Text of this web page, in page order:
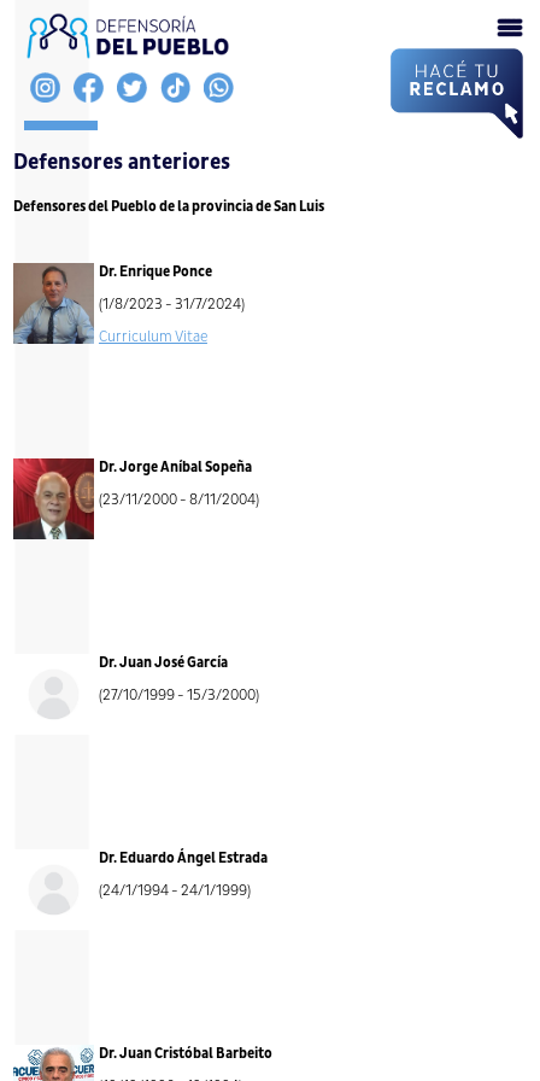
Defensores anteriores
Defensores del Pueblo de la provincia de San Luis
Dr. Enrique Ponce
(1/8/2023 - 31/7/2024)
Curriculum Vitae
Dr. Jorge Aníbal Sopeña
(23/11/2000 - 8/11/2004)
Dr. Juan José García
(27/10/1999 - 15/3/2000)
Dr. Eduardo Ángel Estrada
(24/1/1994 - 24/1/1999)
Dr. Juan Cristóbal Barbeito